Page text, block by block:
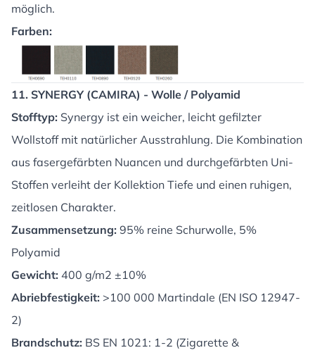
möglich.
Farben:
11. SYNERGY (CAMIRA) - Wolle / Polyamid
Stofftyp: Synergy ist ein weicher, leicht gefilzter
Wollstoff mit natürlicher Ausstrahlung. Die Kombination
aus fasergefärbten Nuancen und durchgefärbten Uni-
Stoffen verleiht der Kollektion Tiefe und einen ruhigen,
zeitlosen Charakter.
Zusammensetzung: 95% reine Schurwolle, 5%
Polyamid
Gewicht: 400 g/m2 ±10%
Abriebfestigkeit: >100 000 Martindale (EN ISO 12947-
2)
Brandschutz: BS EN 1021: 1-2 (Zigarette &